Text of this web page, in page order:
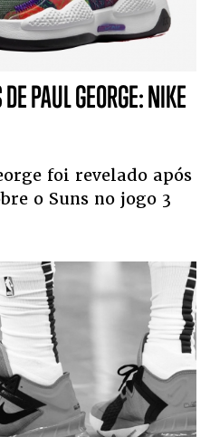
PAUL GEORGE: NIKE
foi revelado após
o Suns no jogo 3